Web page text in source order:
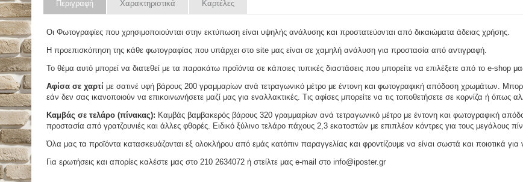
Περιγραφή Χαρακτηριστικά Καρτέλες
Οι Φωτογραφίες που χρησιμοποιούνται στην εκτύπωση είναι υψηλής ανάλυσης και προστατεύονται από δικαιώματα άδειας χρήσης.
Η προεπισκόπηση της κάθε φωτογραφίας που υπάρχει στο site μας είναι σε χαμηλή ανάλυση για προστασία από αντιγραφή.
Το θέμα αυτό μπορεί να διατεθεί με τα παρακάτω προϊόντα σε κάποιες τυπικές διαστάσεις που μπορείτε να επιλέξετε από το e-shop
Αφίσα σε χαρτί με σατινέ υφή βάρους 200 γραμμαρίων ανά τετραγωνικό μέτρο με έντονη και φωτογραφική απόδοση χρωμάτων.
εάν δεν σας ικανοποιούν να επικοινωνήσετε μαζί μας για εναλλακτικές. Τις αφίσες μπορείτε να τις τοποθετήσετε σε κορνίζα ή όπως
Καμβάς σε τελάρο (πίνακας): Καμβάς βαμβακερός βάρους 320 γραμμαρίων ανά τετραγωνικό μέτρο με έντονη και φωτογραφική
προστασία από γρατζουνιές και άλλες φθορές. Ειδικό ξύλινο τελάρο πάχους 2,3 εκατοστών με επιπλέον κόντρες για τους μεγάλους
Όλα μας τα προϊόντα κατασκευάζονται εξ ολοκλήρου από εμάς κατόπιν παραγγελίας και φροντίζουμε να είναι σωστά και ποιοτικά
Για ερωτήσεις και απορίες καλέστε μας στο 210 2634072 ή στείλτε μας e-mail στο info@iposter.gr